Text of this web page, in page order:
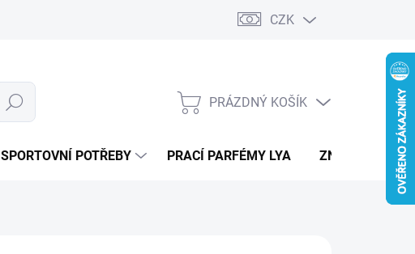
CZK
Hledat
NÁKUPNÍ
PRÁZDNÝ KOŠÍK
SPORTOVNÍ POTŘEBY PRACÍ PARFÉMY LYA ZNAČKY